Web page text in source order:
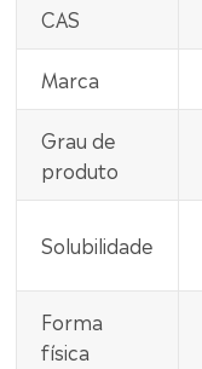
CAS
Marca
Grau de
produto
Solubilidade
Forma
física